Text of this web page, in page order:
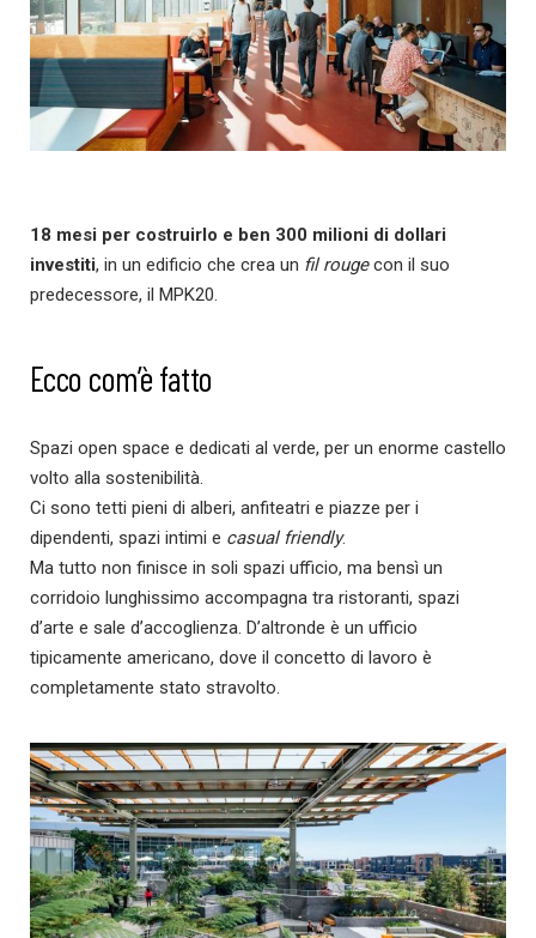
18 mesi per costruirlo e ben 300 milioni di dollari
investiti, in un edificio che crea un fil rougecon il suo
predecessore, il MPK20.
Ecco com’è fatto
Spazi open space e dedicati al verde, per un enorme castello
volto alla sostenibilità.
Ci sono tetti pieni di alberi, anfiteatri e piazze per i
dipendenti, spazi intimi e casual friendly.
Ma tutto non finisce in soli spazi ufficio, ma bensì un
corridoio lunghissimo accompagna tra ristoranti, spazi
d’arte e sale d’accoglienza. D’altronde è un ufficio
tipicamente americano, dove il concetto di lavoro è
completamente stato stravolto.